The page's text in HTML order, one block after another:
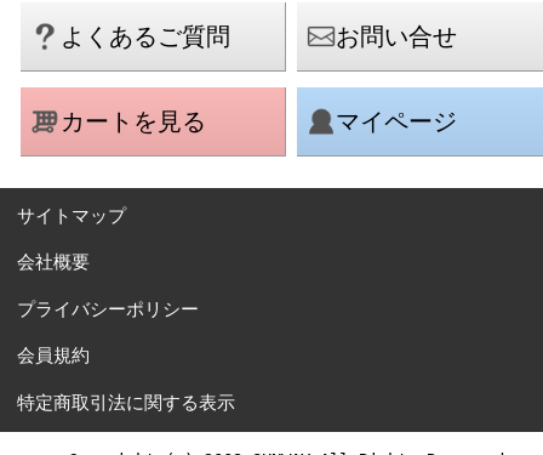
よくあるご質問 お問い合せ
カートを見る マイページ
サイトマップ
会社概要
プライバシーポリシー
会員規約
特定商取引法に関する表示